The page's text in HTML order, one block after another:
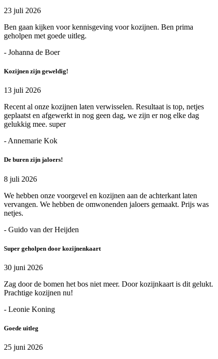
23 juli 2026
Ben gaan kijken voor kennisgeving voor kozijnen. Ben prima
geholpen met goede uitleg.
- Johanna de Boer
Kozijnen zijn geweldig!
13 juli 2026
Recent al onze kozijnen laten verwisselen. Resultaat is top, netjes
geplaatst en afgewerkt in nog geen dag, we zijn er nog elke dag
gelukkig mee. super
- Annemarie Kok
De buren zijn jaloers!
8 juli 2026
We hebben onze voorgevel en kozijnen aan de achterkant laten
vervangen. We hebben de omwonenden jaloers gemaakt. Prijs was
netjes.
- Guido van der Heijden
Super geholpen door kozijnenkaart
30 juni 2026
Zag door de bomen het bos niet meer. Door kozijnkaart is dit gelukt.
Prachtige kozijnen nu!
- Leonie Koning
Goede uitleg
25 juni 2026